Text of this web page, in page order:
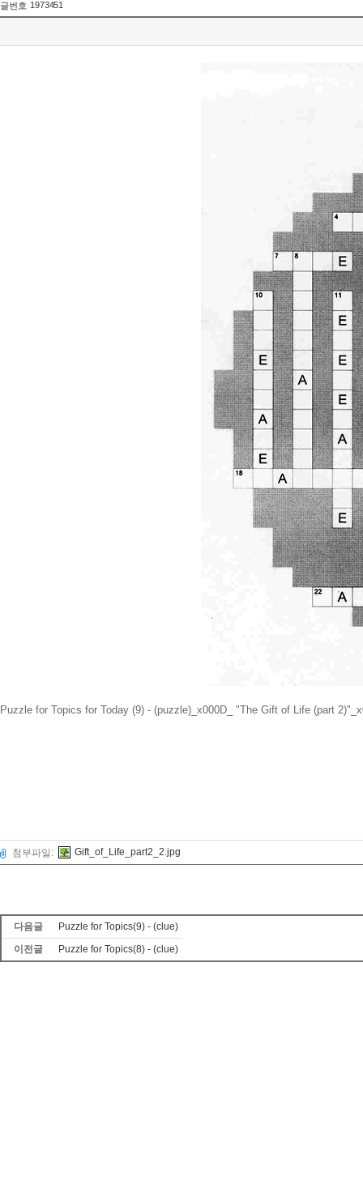
글번호 1973451
Puzzle for Topics for Today (9) - (puzzle)_x000D_ "The Gift of Life (part
첨부파일: Gift_of_Life_part2_2.jpg
다음글
Puzzle for Topics(9) - (clue)
이전글
Puzzle for Topics(8) - (clue)